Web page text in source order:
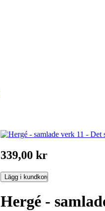
339,00 kr
Hergé -